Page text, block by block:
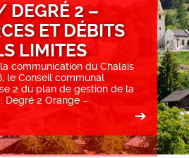
DEGRÉ 2 –
ET DÉBITS
LIMITES
communication du Chalais
le Conseil communal
2 du plan de gestion de la
Degré 2 Orange –